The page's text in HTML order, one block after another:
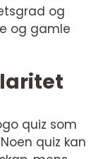
og
og gamle
quiz som
quiz kan